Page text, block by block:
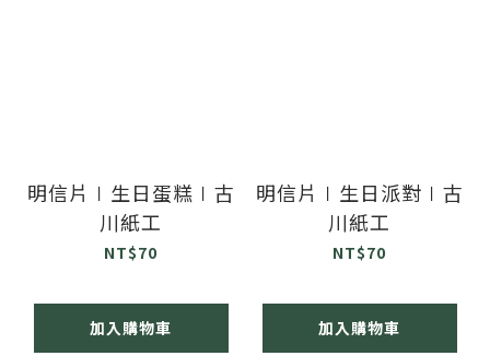
明信片∣生日蛋糕∣古
川紙工
NT$70
加入購物車
明信片∣生日派對∣古
川紙工
NT$70
加入購物車